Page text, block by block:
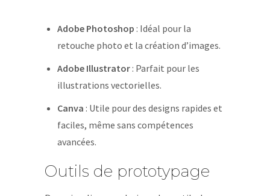
Adobe Photoshop : Idéal pour la
retouche photo et la création d’images.
Adobe Illustrator: Parfait pour les
illustrations vectorielles.
Canva : Utile pour des designs rapides et
faciles, même sans compétences
avancées.
Outils de prototypage